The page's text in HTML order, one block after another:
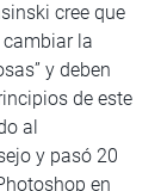
cree que
la
y deben
de este
al
y pasó 20
en